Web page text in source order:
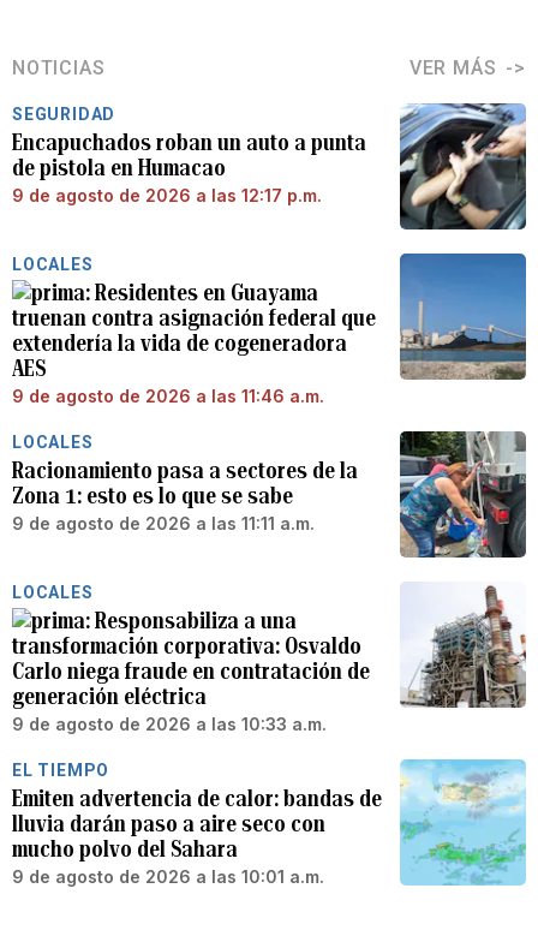
NOTICIAS VER MÁS
SEGURIDAD
Encapuchados roban un auto a punta
de pistola en Humacao
9 de agosto de 2026 a las 12:17 p.m.
LOCALES
Residentes en Guayama
truenan contra asignación federal que
extendería la vida de cogeneradora
AES
9 de agosto de 2026 a las 11:46 a.m.
LOCALES
Racionamiento pasa a sectores de la
Zona 1: esto es lo que se sabe
9 de agosto de 2026 a las 11:11 a.m.
LOCALES
Responsabiliza a una
transformación corporativa: Osvaldo
Carlo niega fraude en contratación de
generación eléctrica
9 de agosto de 2026 a las 10:33 a.m.
EL TIEMPO
Emiten advertencia de calor: bandas de
lluvia darán paso a aire seco con
mucho polvo del Sahara
9 de agosto de 2026 a las 10:01 a.m.